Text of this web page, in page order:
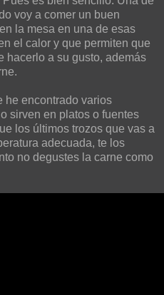
voy a comer un buen
la mesa en una de esas
el calor y que permiten que
hacerlo a su gusto, además
he encontrado varios
sirven en platos o fuentes
los últimos trozos que vas a
adecuada, te los
no degustes la carne como